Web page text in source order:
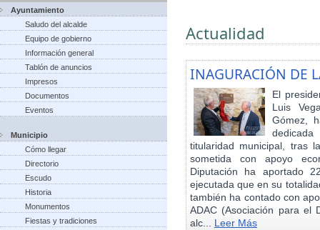
Ayuntamiento
Saludo del alcalde
Equipo de gobierno
Información general
Tablón de anuncios
Impresos
Documentos
Eventos
Municipio
Cómo llegar
Directorio
Escudo
Historia
Monumentos
Fiestas y tradiciones
Actualidad
INAGURACIÓN DE
El
Luis
Gómez,
titularidad municipal, tras
sometida con apoyo
Diputación ha aportado
ejecutada que en su
también ha contado con
ADAC (Asociación para el
alc... Leer Más